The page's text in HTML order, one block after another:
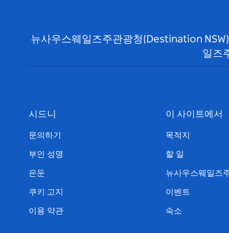
뉴사우스웨일즈주관광청(Destination
일즈
시드니
문의하기
부인 성명
은둔
쿠키 고지
이용 약관
이 사이트에서
목적지
할 일
뉴사우스웨일즈
이벤트
숙소